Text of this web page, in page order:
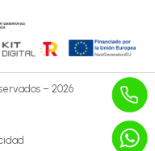
– 2026